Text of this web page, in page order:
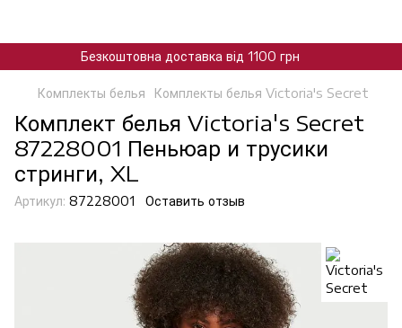
Безкоштовна доставка від 1100 грн
Комплекты белья Комплекты белья Victoria's Secret
Комплект белья Victoria's Secret
87228001 Пеньюар и трусики
стринги, XL
Артикул: 87228001 Оставить отзыв